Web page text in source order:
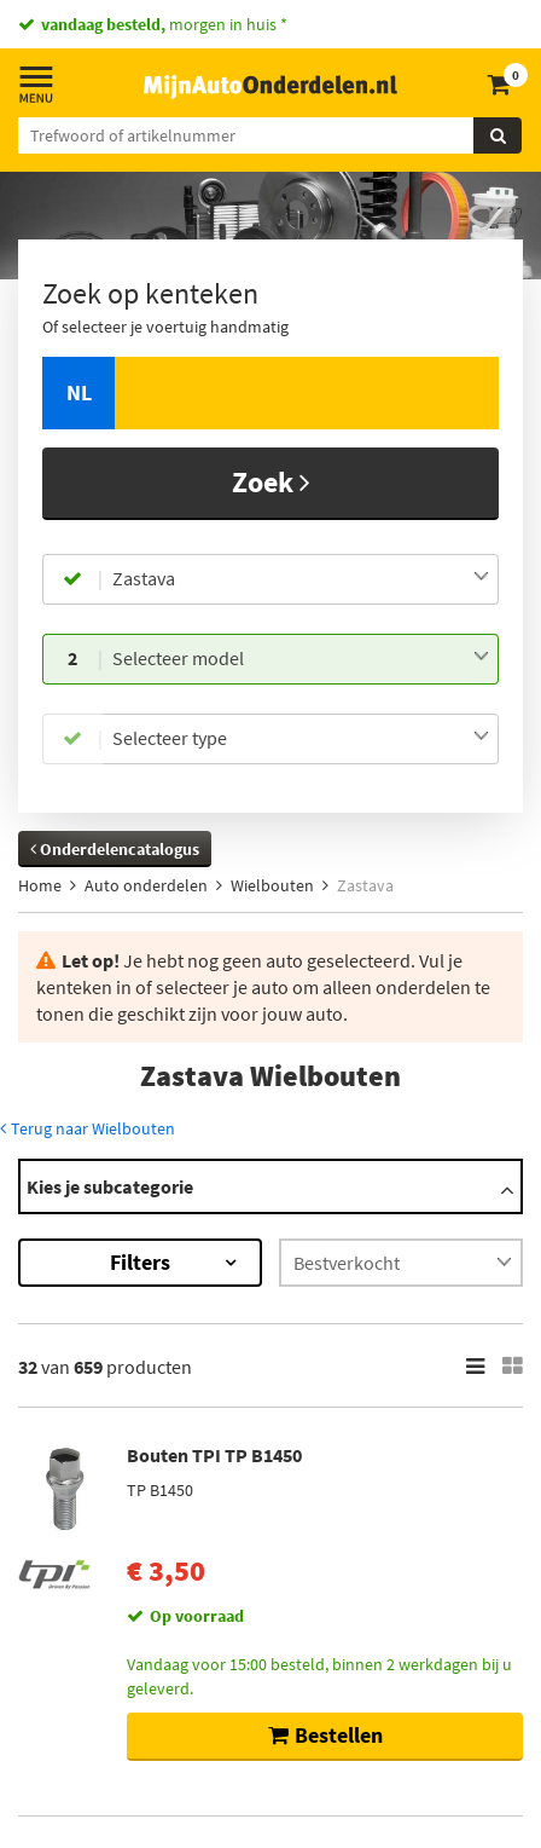
vandaag besteld, morgen in huis *
0
Zoek op kenteken
Of selecteer je voertuig handmatig
NL
Zoek
Zastava
2 Selecteer model
Selecteer type
Onderdelencatalogus
Home
Auto onderdelen Wielbouten Zastava
Let op! Je hebt nog geen auto geselecteerd. Vul je
kenteken in of selecteer je auto om alleen onderdelen te
tonen die geschikt zijn voor jouw auto.
Zastava Wielbouten
Terug naar Wielbouten
Modellen
10
101
Koral
Yugo
659Resultaten
Merk
Simoni Racing (10)
TPI (36)
Mcgard (68)
Kies je subcategorie
Filters
32van 659 producten
Bouten TPI TP B1450
TP B1450
€ 3,50
Op voorraad
Vandaag voor 15:00 besteld, binnen 2 werkdagen bij u
geleverd.
Bestellen